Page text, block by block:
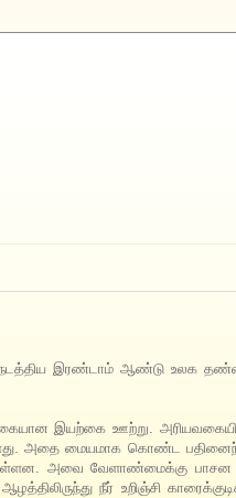
இரண்டாம் ஆண்டு உலக
இயற்கை ஊற்று.
அதை மையமாக கொண்ட
உள்ளன. அவை வேளாண்மைக்கு
நீர் உறிஞ்சி